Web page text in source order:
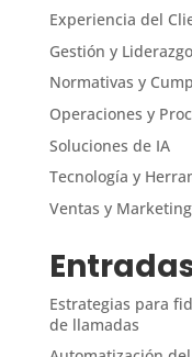
Experiencia del
Gestión y Liderazgo
Normativas y
Operaciones y
Soluciones de IA
Tecnología y
Ventas y Marketing
Estrategias para
de llamadas